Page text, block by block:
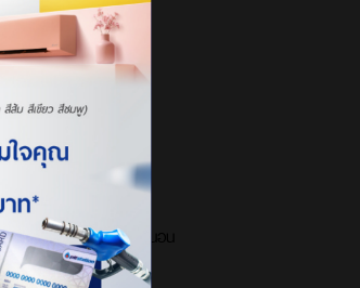
งปรับอากาศ เช่น ห้องนอน